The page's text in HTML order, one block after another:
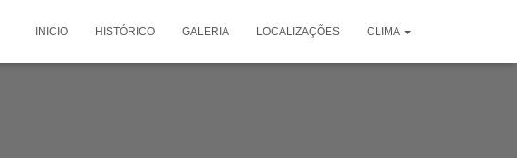
INICIO HISTÓRICO GALERIA LOCALIZAÇÕES CLIMA